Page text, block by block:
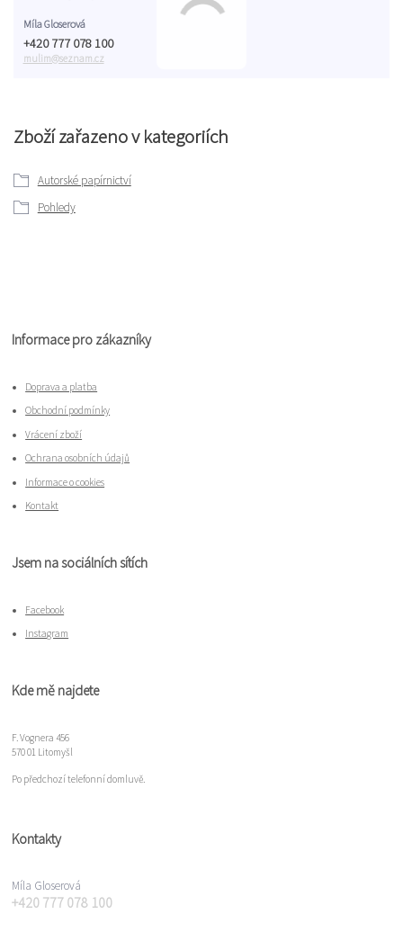
Zboží zařazeno v kategoriích
Autorské papírnictví
Pohledy
Míla Gloserová
+420 777 078 100
mulim@seznam.cz
Informace pro zákazníky
Doprava a platba
Obchodní podmínky
Vrácení zboží
Ochrana osobních údajů
Informace o cookies
Kontakt
Jsem na sociálních sítích
Facebook
Instagram
Kde mě najdete
F. Vognera 456
570 01 Litomyšl
Po předchozí telefonní domluvě.
Kontakty
Míla Gloserová
+420 777 078 100